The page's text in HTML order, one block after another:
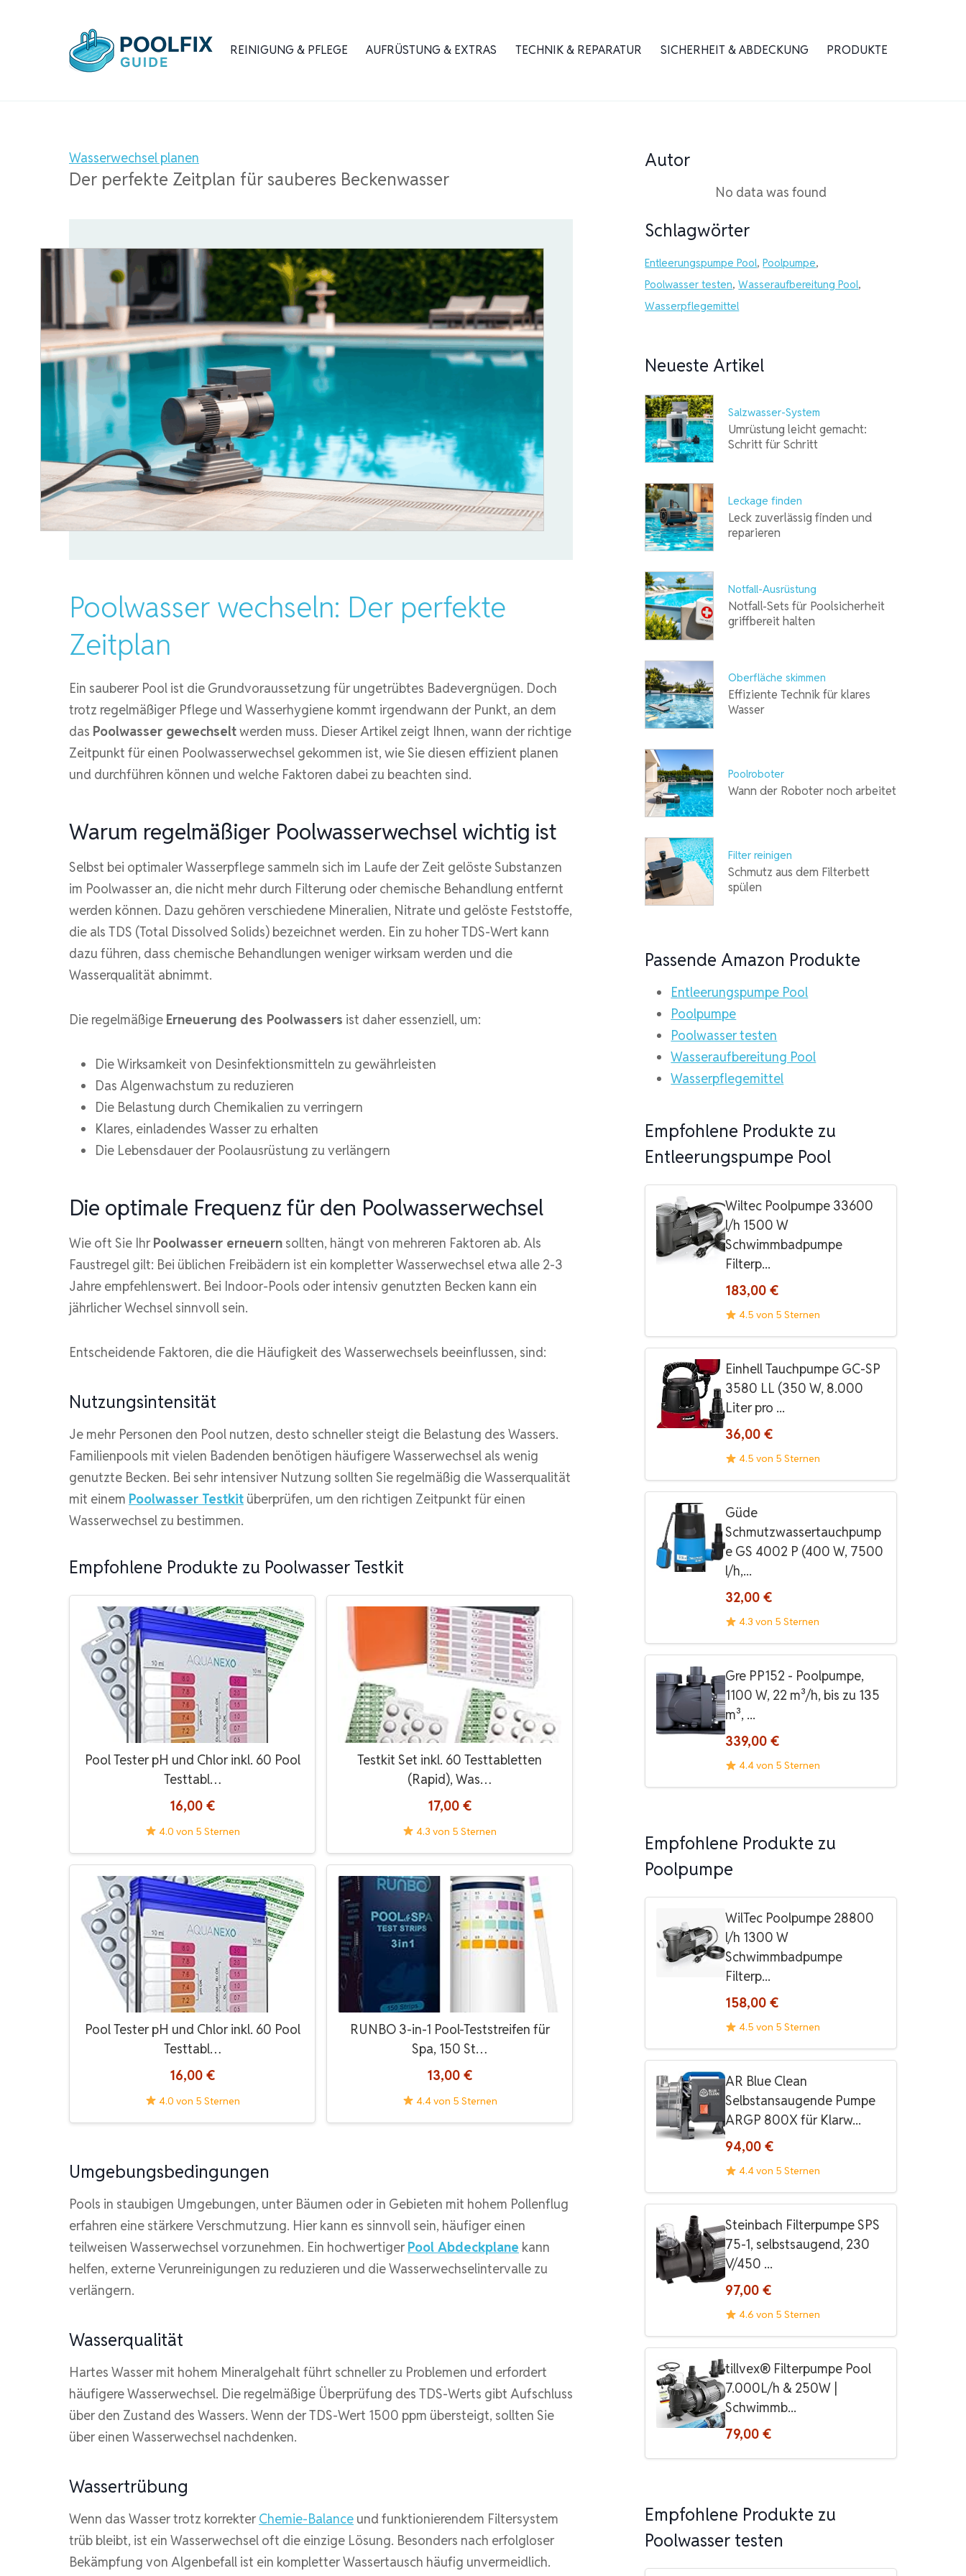
REINIGUNG & PFLEGE AUFRÜSTUNG & EXTRAS TECHNIK & REPARATUR SICHERHEIT & ABDECKUNG PRODUKTE
Wasserwechsel planen
Der perfekte Zeitplan für sauberes Beckenwasser
Poolwasser wechseln: Der perfekte
Zeitplan
Ein sauberer Pool ist die Grundvoraussetzung für ungetrübtes Badevergnügen. Doch
trotz regelmäßiger Pflege und Wasserhygiene kommt irgendwann der Punkt, an dem
das Poolwasser gewechseltwerden muss. Dieser Artikel zeigt Ihnen, wann der richtige
Zeitpunkt für einen Poolwasserwechsel gekommen ist, wie Sie diesen effizient planen
und durchführen können und welche Faktoren dabei zu beachten sind.
Warum regelmäßiger Poolwasserwechsel wichtig ist
Selbst bei optimaler Wasserpflege sammeln sich im Laufe der Zeit gelöste Substanzen
im Poolwasser an, die nicht mehr durch Filterung oder chemische Behandlung entfernt
werden können. Dazu gehören verschiedene Mineralien, Nitrate und gelöste Feststoffe,
die als TDS (Total Dissolved Solids) bezeichnet werden. Ein zu hoher TDS-Wert kann
dazu führen, dass chemische Behandlungen weniger wirksam werden und die
Wasserqualität abnimmt.
Die regelmäßige Erneuerung des Poolwassers ist daher essenziell, um:
Die Wirksamkeit von Desinfektionsmitteln zu gewährleisten
Das Algenwachstum zu reduzieren
Die Belastung durch Chemikalien zu verringern
Klares, einladendes Wasser zu erhalten
Die Lebensdauer der Poolausrüstung zu verlängern
Die optimale Frequenz für den Poolwasserwechsel
Wie oft Sie IhrPoolwasser erneuern sollten, hängt von mehreren Faktoren ab. Als
Faustregel gilt: Bei üblichen Freibädern ist ein kompletter Wasserwechsel etwa alle 2-3
Jahre empfehlenswert. Bei Indoor-Pools oder intensiv genutzten Becken kann ein
jährlicher Wechsel sinnvoll sein.
Entscheidende Faktoren, die die Häufigkeit des Wasserwechsels beeinflussen, sind:
Nutzungsintensität
Je mehr Personen den Pool nutzen, desto schneller steigt die Belastung des Wassers.
Familienpools mit vielen Badenden benötigen häufigere Wasserwechsel als wenig
genutzte Becken. Bei sehr intensiver Nutzung sollten Sie regelmäßig die Wasserqualität
mit einem Poolwasser Testkit überprüfen, um den richtigen Zeitpunkt für einen
Wasserwechsel zu bestimmen.
Empfohlene Produkte zu Poolwasser Testkit
Pool Tester pH und Chlor inkl. 60 Pool
Testtabl…
16,00 €
4.0 von 5 Sternen
Testkit Set inkl. 60 Testtabletten
(Rapid), Was…
17,00 €
4.3 von 5 Sternen
Pool Tester pH und Chlor inkl. 60 Pool
Testtabl…
16,00 €
4.0 von 5 Sternen
RUNBO 3-in-1 Pool-Teststreifen für
Spa, 150 St…
13,00 €
4.4 von 5 Sternen
Umgebungsbedingungen
Pools in staubigen Umgebungen, unter Bäumen oder in Gebieten mit hohem Pollenflug
erfahren eine stärkere Verschmutzung. Hier kann es sinnvoll sein, häufiger einen
teilweisen Wasserwechsel vorzunehmen. Ein hochwertigerPool Abdeckplane kann
helfen, externe Verunreinigungen zu reduzieren und die Wasserwechselintervalle zu
verlängern.
Wasserqualität
Hartes Wasser mit hohem Mineralgehalt führt schneller zu Problemen und erfordert
häufigere Wasserwechsel. Die regelmäßige Überprüfung des TDS-Werts gibt Aufschluss
über den Zustand des Wassers. Wenn der TDS-Wert 1500 ppm übersteigt, sollten Sie
über einen Wasserwechsel nachdenken.
Wassertrübung
Wenn das Wasser trotz korrekterChemie-Balance und funktionierendem Filtersystem
trüb bleibt, ist ein Wasserwechsel oft die einzige Lösung. Besonders nach erfolgloser
Bekämpfung von Algenbefall ist ein kompletter Wassertausch häufig unvermeidlich.
Autor
No data was found
Schlagwörter
Entleerungspumpe Pool, Poolpumpe,
Poolwasser testen, Wasseraufbereitung Pool,
Wasserpflegemittel
Neueste Artikel
Salzwasser-System
Umrüstung leicht gemacht:
Schritt für Schritt
Leckage finden
Leck zuverlässig finden und
reparieren
Notfall-Ausrüstung
Notfall-Sets für Poolsicherheit
griffbereit halten
Oberfläche skimmen
Effiziente Technik für klares
Wasser
Poolroboter
Wann der Roboter noch arbeitet
Filter reinigen
Schmutz aus dem Filterbett
spülen
Passende Amazon Produkte
Entleerungspumpe Pool
Poolpumpe
Poolwasser testen
Wasseraufbereitung Pool
Wasserpflegemittel
Empfohlene Produkte zu
Entleerungspumpe Pool
Wiltec Poolpumpe 33600
l/h 1500 W
Schwimmbadpumpe
Filterp...
183,00 €
4.5 von 5 Sternen
Einhell Tauchpumpe GC-SP
3580 LL (350 W, 8.000
Liter pro ...
36,00 €
4.5 von 5 Sternen
Güde
Schmutzwassertauchpump
e GS 4002 P (400 W, 7500
l/h,...
32,00 €
4.3 von 5 Sternen
Gre PP152 - Poolpumpe,
1100 W, 22 m³/h, bis zu 135
m³, ...
339,00 €
4.4 von 5 Sternen
Empfohlene Produkte zu
Poolpumpe
WilTec Poolpumpe 28800
l/h 1300 W
Schwimmbadpumpe
Filterp...
158,00 €
4.5 von 5 Sternen
AR Blue Clean
Selbstansaugende Pumpe
ARGP 800X für Klarw...
94,00 €
4.4 von 5 Sternen
Steinbach Filterpumpe SPS
75-1, selbstsaugend, 230
V/450 ...
97,00 €
4.6 von 5 Sternen
tillvex® Filterpumpe Pool
7.000L/h & 250W |
Schwimmb...
79,00 €
Empfohlene Produkte zu
Poolwasser testen